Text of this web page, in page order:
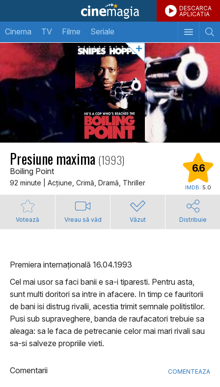
DESCARCA
APLICATIA
Cinema TV Filme Seriale
Presiune maxima (1993)
Boiling Point
92 minute | Acţiune, Crimă, Dramă, Thriller
6.6
IMDB: 5.0
Votează Vreau să văd Văzut Distribuie
Premiera internațională 16.04.1993
Cel mai usor sa faci banii e sa-i tiparesti. Pentru asta,
sunt multi doritori sa intre in afacere. In timp ce fauritorii
de bani isi distrug rivalii, acestia trimit semnale politistilor.
Pusi sub supraveghere, banda de raufacatori trebuie sa
aleaga: sa le faca de petrecanie celor mai mari rivali sau
sa-si salveze propriile vieti.
Comentarii COMENTEAZA